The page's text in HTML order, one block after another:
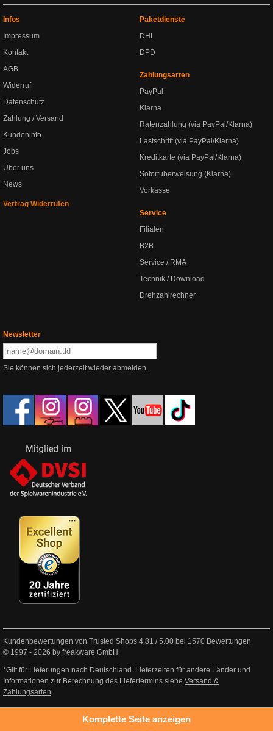
Infos
Impressum
Kontakt
AGB
Widerruf
Datenschutz
Zahlung / Versand
Kundeninfo
Jobs
Über uns
News
Vertrag Widerrufen
Paketdienste
DHL
DPD
Zahlungsarten
PayPal
Klarna
Ratenzahlung (via PayPal/Klarna)
Lastschrift (via PayPal/Klarna)
Kreditkarte (via PayPal/Klarna)
Sofortüberweisung (Klarna)
Vorkasse
Service
Filialen
B2B
Service / RMA
Technik / Download
Drehzahlrechner
Newsletter
Sie können sich jederzeit wieder abmelden.
Kundenbewertungen von Trusted Shops 4.81 /5.00 bei 1570 Bewertungen
© 1997 - 2026 by freakware GmbH
*Gilt für Lieferungen nach Deutschland. Lieferzeiten für andere Länder und
Informationen zur Berechnung des Liefertermins siehe Versand &
Zahlungsarten.
Komplette Seite anzeigen